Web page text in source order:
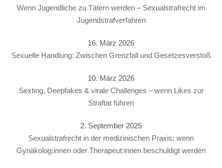
Wenn Jugendliche zu Tätern werden – Sexualstrafrecht im
Jugendstrafverfahren
16. März 2026
Sexuelle Handlung: Zwischen Grenzfall und Gesetzesverstoß
10. März 2026
Sexting, Deepfakes & virale Challenges – wenn Likes zur
Straftat führen
2. September 2025
Sexualstrafrecht in der medizinischen Praxis: wenn
Gynäkolog:innen oder Therapeut:innen beschuldigt werden